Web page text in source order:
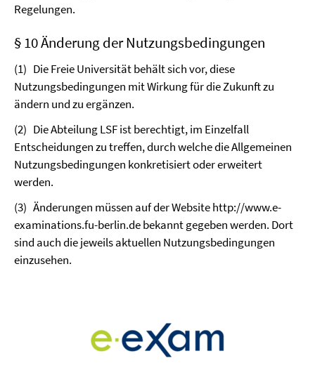
Regelungen.
§ 10 Änderung der Nutzungsbedingungen
(1) Die Freie Universität behält sich vor, diese
Nutzungsbedingungen mit Wirkung für die Zukunft zu
ändern und zu ergänzen.
(2) Die Abteilung LSF ist berechtigt, im Einzelfall
Entscheidungen zu treffen, durch welche die Allgemeinen
Nutzungsbedingungen konkretisiert oder erweitert
werden.
(3) Änderungen müssen auf der Website http://www.e-
examinations.fu-berlin.de bekannt gegeben werden. Dort
sind auch die jeweils aktuellen Nutzungsbedingungen
einzusehen.